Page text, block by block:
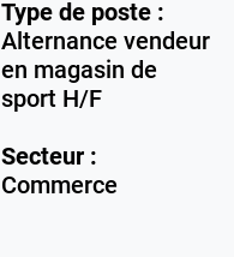
Type de poste :
Alternance vendeur
en magasin de
sport H/F
Secteur :
Commerce